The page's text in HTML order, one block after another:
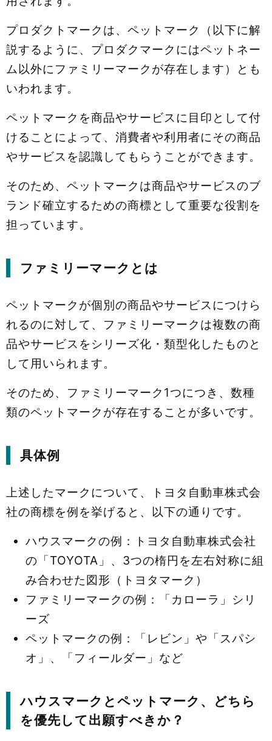
プロダクトマークは、ペットマーク（以下に解
説するように、プロダクマークにはペットネー
ム以外にファミリーマークが存在します）とも
いわれます。
ペットマークを商品やサービスに目印として付
けることによって、消費者や利用者にその商品
やサービスを認識してもらうことができます。
そのため、ペットマークは商品やサービスのブ
ランド確立するための商標として重要な役割を
担っています。
ファミリーマークとは
ペットマークが個別の商品やサービスにつけら
れるのに対して、ファミリーマークは複数の商
品やサービスをシリーズ化・類型化したものと
して用いられます。
そのため、ファミリーマーク1つにつき、数種
類のペットマークが存在することが多いです。
具体例
上述したマークについて、トヨタ自動車株式会
社の商標を例を挙げると、以下の通りです。
ハウスマークの例：トヨタ自動車株式会社
の「TOYOTA」、3つの楕円を左右対称に組
み合わせた図形（トヨタマーク）
ファミリーマークの例：「カローラ」シリ
ーズ
ペットマークの例：「レビン」や「スパシ
オ」、「フィールダー」など
ハウスマークとペットマーク、どちら
を優先して出願すべきか？